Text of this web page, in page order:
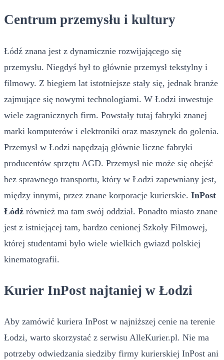
Centrum przemysłu i kultury
Łódź znana jest z dynamicznie rozwijającego się
przemysłu. Niegdyś był to głównie przemysł tekstylny i
filmowy. Z biegiem lat istotniejsze stały się, jednak branże
zajmujące się nowymi technologiami. W Łodzi inwestuje
wiele zagranicznych firm. Powstały tutaj fabryki znanej
marki komputerów i elektroniki oraz maszynek do golenia.
Przemysł w Łodzi napędzają głównie liczne fabryki
producentów sprzętu AGD. Przemysł nie może się obejść
bez sprawnego transportu, który w Łodzi zapewniany jest,
między innymi, przez znane korporacje kurierskie. InPost
Łódź również ma tam swój oddział. Ponadto miasto znane
jest z istniejącej tam, bardzo cenionej Szkoły Filmowej,
której studentami było wiele wielkich gwiazd polskiej
kinematografii.
Kurier InPost najtaniej w Łodzi
Aby zamówić kuriera InPost w najniższej cenie na terenie
Łodzi, warto skorzystać z serwisu AlleKurier.pl. Nie ma
potrzeby odwiedzania siedziby firmy kurierskiej InPost ani